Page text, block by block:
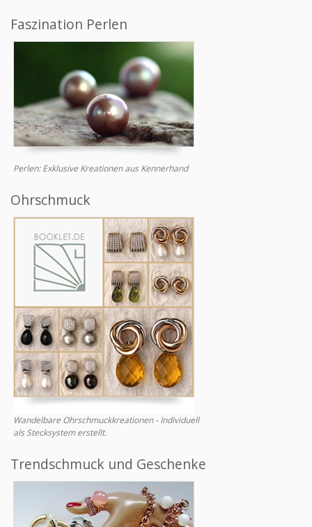
Faszination Perlen
Perlen: Exklusive Kreationen aus Kennerhand
Ohrschmuck
Wandelbare Ohrschmuckkreationen - Individuell
als Stecksystem erstellt.
Trendschmuck und Geschenke